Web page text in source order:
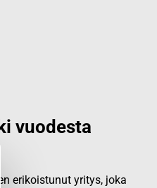
vuodesta
erikoistunut yritys, joka